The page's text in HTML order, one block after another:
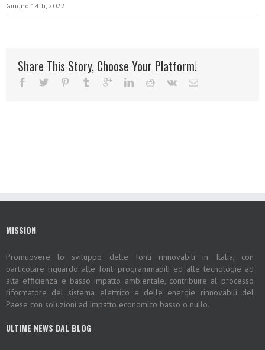
Giugno 14th, 2022
Share This Story, Choose Your Platform!
MISSION
Promuovere lo sviluppo delle fonti rinnovabili in Italia, con
particolare riguardo alle fonti programmabili ed alle tecnologie ad
alta efficienza e basso impatto ambientale, contribuire al processo
riformatore del sistema elettrico e delle energie rinnovabili del
Paese con soluzioni ad impatto economico basso o nullo.
ULTIME NEWS DAL BLOG